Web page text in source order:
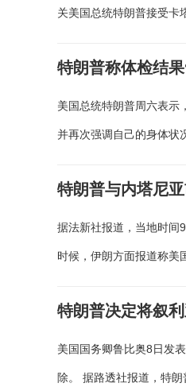
关美国总统特朗普接受卡
特朗普称体检结
美国总统特朗普周六表示
并再次强调自己的身体状
特朗普与内塔尼
据法新社报道，当地时间
时候，伊朗方面报道称美
特朗普决定将叙
美国国务卿鲁比奥8日发
除。 据路透社报道，特